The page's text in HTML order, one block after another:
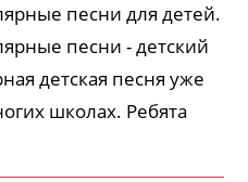
песни для детей.
песни - детский
детская песня уже
школах. Ребята